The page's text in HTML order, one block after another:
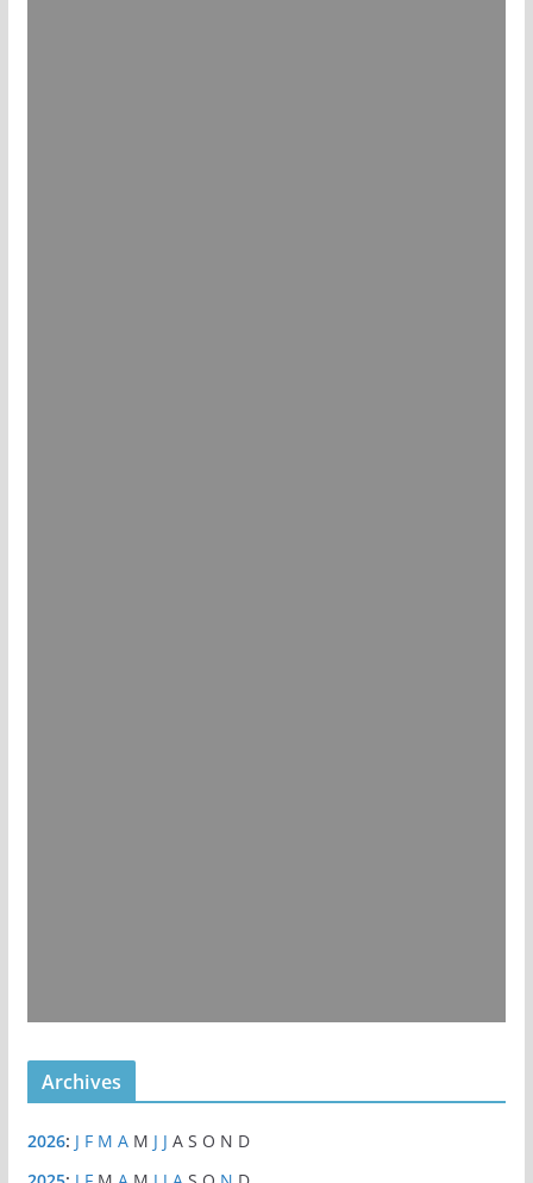
Archives
2026: J F M A M J J A S O N D